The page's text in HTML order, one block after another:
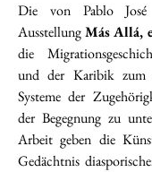
Die von Pablo José
AusstellungMás Allá,
die
und der Karibik zum
Systeme der
der Begegnung zu
Arbeit geben die
Gedächtnis